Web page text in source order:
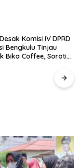
Komisi IV DPRD
Bengkulu Tinjau
Bika Coffee, Soroti